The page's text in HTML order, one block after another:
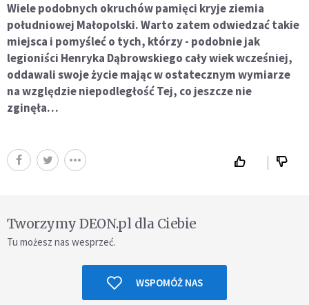
Wiele podobnych okruchów pamięci kryje ziemia
południowej Małopolski. Warto zatem odwiedzać takie
miejsca i pomyśleć o tych, którzy - podobnie jak
legioniści Henryka Dąbrowskiego cały wiek wcześniej,
oddawali swoje życie mając w ostatecznym wymiarze
na względzie niepodległość Tej, co jeszcze nie
zginęła…
Tworzymy DEON.pl dla Ciebie
Tu możesz nas wesprzeć.
WSPOMÓŻ NAS